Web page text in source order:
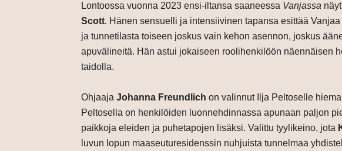
Lontoossa vuonna 2023 ensi-iltansa saaneessa Vanjassa
Scott. Hänen sensuelli ja intensiivinen tapansa esittää
ja tunnetilasta toiseen joskus vain kehon asennon, joskus
apuvälineitä. Hän astui jokaiseen roolihenkilöön näennäisen
taidolla.
Ohjaaja Johanna Freundlich on valinnut Ilja Peltoselle
Peltosella on henkilöiden luonnehdinnassa apunaan paljon
paikkoja eleiden ja puhetapojen lisäksi. Valittu tyylikeino, jota
luvun lopun maaseuturesidenssin nuhjuista tunnelmaa